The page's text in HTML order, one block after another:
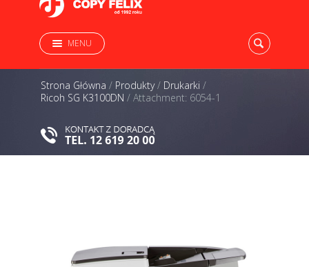
MENU
Strona Główna / Produkty/ Drukarki /
Ricoh SG K3100DN / Attachment: 6054-1